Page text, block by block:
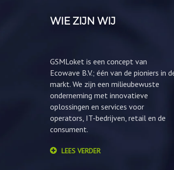
WIE ZIJN WIJ
GSMLoket is een concept van
Ecowave B.V.; één van de pioniers in
markt. We zijn een milieubewuste
onderneming met innovatieve
oplossingen en services voor
operators, IT-bedrijven, retail en de
consument.
LEES VERDER